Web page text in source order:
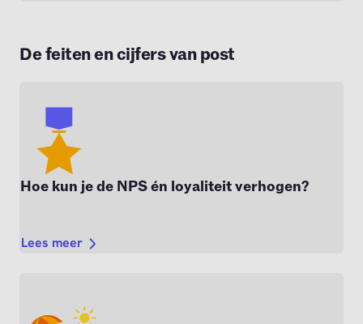
De feiten en cijfers van post
Hoe kun je de NPS én loyaliteit verhogen?
Lees meer